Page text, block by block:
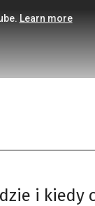
i kiedy